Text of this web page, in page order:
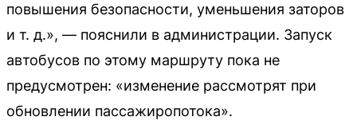
повышения безопасности, уменьшения заторов
и т. д.», — пояснили в администрации. Запуск
автобусов по этому маршруту пока не
предусмотрен: «изменение рассмотрят при
обновлении пассажиропотока».